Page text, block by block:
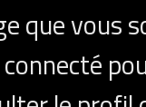
que vous